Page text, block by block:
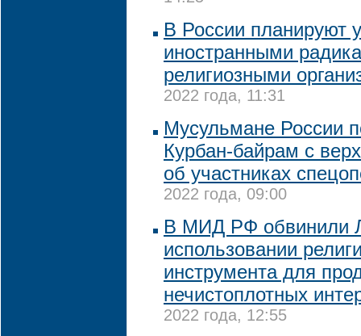
В России планируют
иностранными
религиозными
2022 года, 11:31
Мусульмане России
Курбан-байрам с
об участниках
2022 года, 09:00
В МИД РФ обвинили
использовании
инструмента для
нечистоплотных
2022 года, 12:55